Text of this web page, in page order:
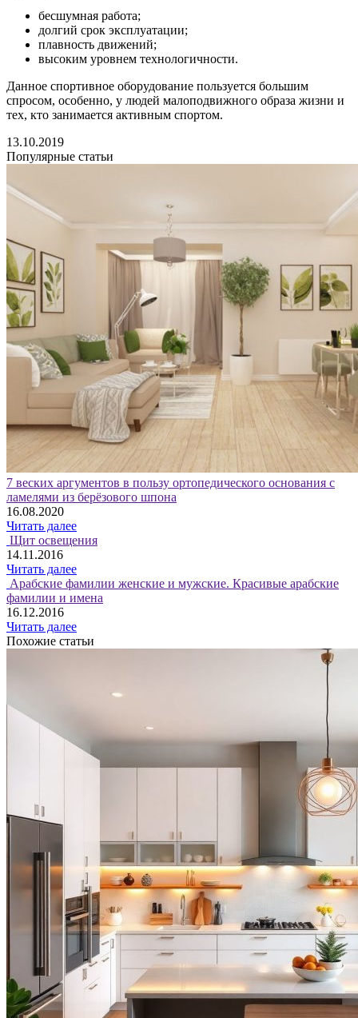
бесшумная работа;
долгий срок эксплуатации;
плавность движений;
высоким уровнем технологичности.
Данное спортивное оборудование пользуется большим
спросом, особенно, у людей малоподвижного образа жизни и
тех, кто занимается активным спортом.
13.10.2019
Популярные статьи
7 веских аргументов в пользу ортопедического основания с
ламелями из берёзового шпона
16.08.2020
Читать далее
Щит освещения
14.11.2016
Читать далее
Арабские фамилии женские и мужские. Красивые арабские
фамилии и имена
16.12.2016
Читать далее
Похожие статьи